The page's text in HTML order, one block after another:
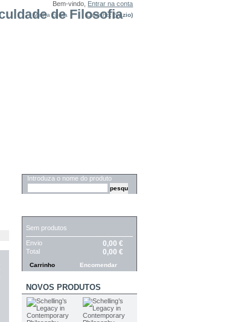
Bem-vindo, Entrar na conta
Carrinho: (vazio)
Minha conta
Introduza o nome do produto
Sem produtos
Envio 0,00 €
Total 0,00 €
Carrinho Encomendar
NOVOS PRODUTOS